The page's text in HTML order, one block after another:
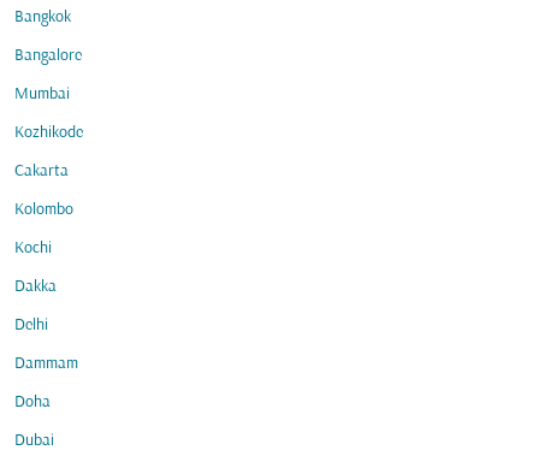
Bangkok
Bangalore
Mumbai
Kozhikode
Cakarta
Kolombo
Kochi
Dakka
Delhi
Dammam
Doha
Dubai